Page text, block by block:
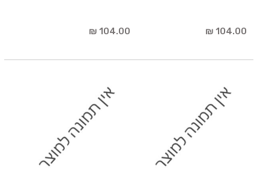
104.00 ₪
104.00 ₪